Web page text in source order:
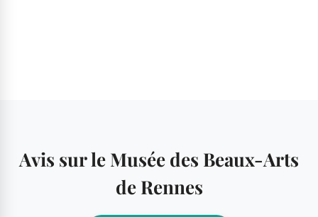
Avis sur le Musée des Beaux-Arts
de Rennes